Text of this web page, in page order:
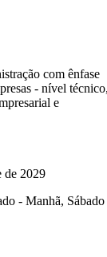
com ênfase
- nível
e
de 2029
- Manhã, Sábado